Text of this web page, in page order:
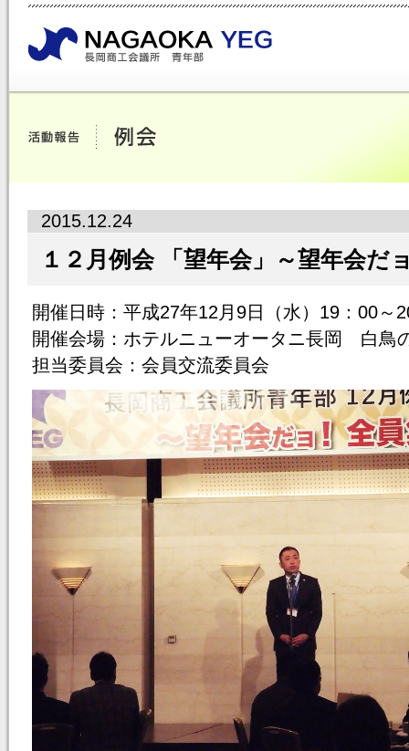
2015.12.24
１２月例会 「望年会」～望年会だ
開催日時：平成27年12月9日（水）19：00～
開催会場：ホテルニューオータニ長岡 白鳥
担当委員会：会員交流委員会